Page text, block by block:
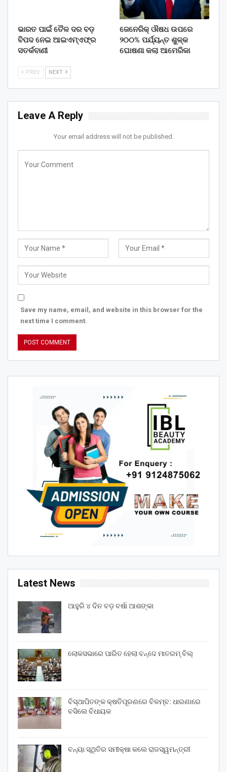
ଭାରତ ପାଇଁ ତୈଳ ଦର ବଡ଼
ବିପଦ ନେଇ ଆଇଏମ୍‌ଏଫ୍‌ର
ସତର୍କବାଣୀ
ଜେନେରିକ୍ ଔଷଧ ଉପରେ
୨୦୦% ପର୍ଯ୍ୟନ୍ତ ଶୁଳ୍କ
ଘୋଷଣା କଲା ଆମେରିକା
PREV NEXT
Leave A Reply
Your email address will not be published.
Save my name, email, and website in this browser for the
next time I comment.
Latest News
ଆହୁରି ୪ ଦିନ ବଡ଼ ବର୍ଷା ଆଶଙ୍କା
ଲୋକସଭାରେ ପାରିତ ହେଲା ବନ୍ଦେ ମାତରମ୍‌ ବିଲ୍‌
ବିସ୍ଥାପିତଙ୍କ କ୍ଷତିପୂରଣରେ ବିଳମ୍ବ: ଧାରଣାରେ
ବସିଲେ ବିଧାୟକ
ବନ୍ୟା ସ୍ଥିତିର ସମୀକ୍ଷା କଲେ ରାଜସ୍ୱମନ୍ତ୍ରୀ